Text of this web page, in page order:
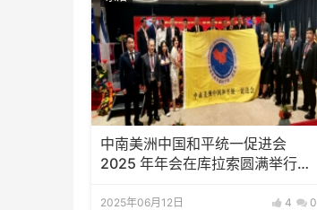
中南美洲中国和平统一促进会
2025 年年会在库拉索圆满举行，
2025年06月12日 4 0